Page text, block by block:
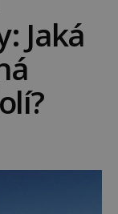
Jaká